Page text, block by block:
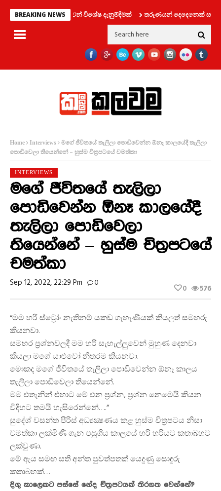
BREAKING NEWS
දෙපාර්තමේන්තුවෙන් විශේෂ දැනුම්දීමක් තරුණයන් දෙදෙනෙක් සමග
Home Interviews
මගේ ජීවිතයේ තැලිලා පොඩිවෙන්න ඕනෑ කාලයේදී තැලිලා
පොඩිවෙලා තියෙන්නේ – හුස්ම චිත්‍රපටයේ චමත්කා
INTERVIEWS
මගේ ජීවිතයේ තැලිලා
පොඩිවෙන්න ඕනෑ කාලයේදී
තැලිලා පොඩිවෙලා
තියෙන්නේ – හුස්ම චිත්‍රපටයේ
චමත්කා
Sep 12, 2022, 22:29 Pm 0 576
0
“මම හරි ස්ට්‍රෝං නැතිනම් යකඩ ගැහැණියක් කියලත් සමහරු
කියනවා.
සමහර ප්‍රශ්නවලදී මම හරි සැහැල්ලුවෙන් මුහුණ දෙනවා
කියලා මගේ යාළුවෝ නිතරම කියනවා.
මොකද මගේ ජීවිතයේ තැලිලා පොඩිවෙන්න ඕනෑ කාලය
තැලිලා පොඩිවෙලා තියෙන්නේ.
මම එතැනින් එහාට මේ එන ප්‍රශ්න, ප්‍රශ්න නෙමෙයි කියන
විදිහට තමයි හැසිරෙන්නේ….”
සුදේශ් වසන්ත පීරිස් අධ්‍යක්‍ෂණය කළ හුස්ම චිත්‍රපටය නිසා
චමත්කා ලක්මිණී ගැන පසුගිය කාලයේ හරි හරියට කතාබහට
ලක්වුණා.
මේ ඇය සමඟ සති අන්ත පුවත්පතක් යෙදුණු සොඳුරු
කතාබහක්…
දිගු කාලෙකට පස්සේ නේද චිත්‍රපටයක් තිරගත වෙන්නේ?